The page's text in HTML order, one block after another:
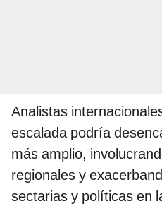
Analistas
escalada podría
más amplio,
regionales y
sectarias y políticas en